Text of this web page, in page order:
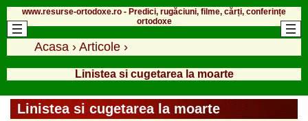
www.resurse-ortodoxe.ro - Predici, rugăciuni, filme, cărți, conferințe
ortodoxe
Acasa › Articole ›
Linistea si cugetarea la moarte
Linistea si cugetarea la moarte